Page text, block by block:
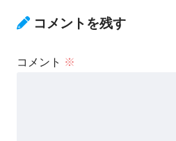
コメントを残す
コメント ※